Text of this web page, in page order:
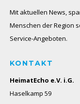
Mit aktuellen News,
Menschen der Region
Service-Angeboten.
KONTAKT
HeimatEcho e.V. i.G.
Haselkamp 59